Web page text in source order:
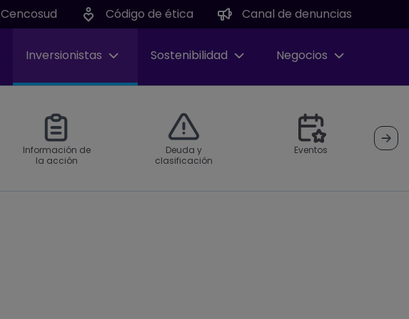
Cencosud Código de ética Canal de denuncias
Inversionistas Sostenibilidad Negocios
Información de
la acción
Deuda y
clasificación
Eventos